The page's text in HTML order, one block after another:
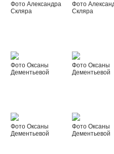
Фото Александра
Скляра
Фото
Скляра
Фото Оксаны
Дементьевой
Фото Оксаны
Дементьевой
Фото Оксаны
Дементьевой
Фото Оксаны
Дементьевой